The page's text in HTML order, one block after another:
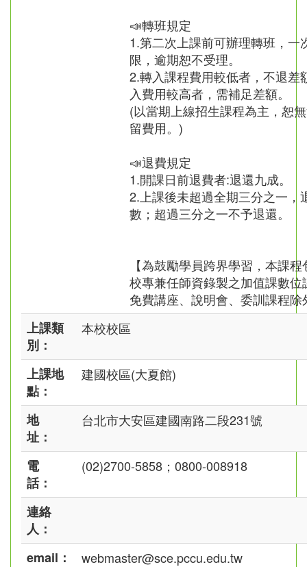
📣轉班規定
1.第二次上課前可辦理轉班，一
限，逾期恕不受理。
2.轉入課程費用較低者，不退差
入費用較高者，需補足差額。
(以當期上線招生課程為主，恕
留費用。)
📣退費規定
1.開課日前退費者:退還九成。
2.上課後未超過全期三分之一，
數；超過三分之一不予退還。
【為鼓勵學員跨界學習，本課
校專兼任師資錄製之加值課數位
免費講座、說明會、委訓課程除
上課類
別：
本校校區
上課地
點：
建國校區(大夏館)
地
址：
台北市大安區建國南路二段231號
電
話：
(02)2700-5858；0800-008918
連絡
人：
email：
webmaster@sce.pccu.edu.tw